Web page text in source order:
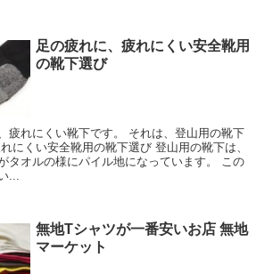
足の疲れに、疲れにくい安全靴用
の靴下選び
疲れにくい靴下です。 それは、登山用の靴下
にくい安全靴用の靴下選び 登山用の靴下は、
タオルの様にパイル地になっています。 この
...
無地Tシャツが一番安いお店 無地
マーケット